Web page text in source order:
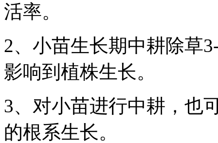
活率。
2、小苗生长期中耕除草
影响到植株生长。
3、对小苗进行中耕，也
的根系生长。